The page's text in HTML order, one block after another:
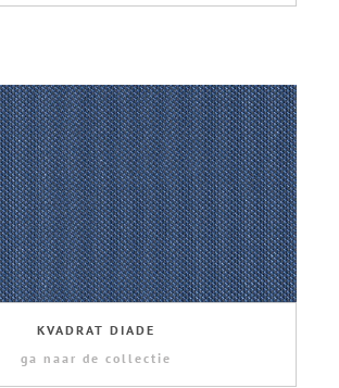
KVADRAT DIADE
ga naar de collectie